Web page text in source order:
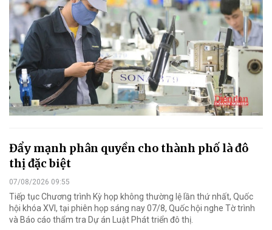
Đẩy mạnh phân quyền cho thành phố là đô
thị đặc biệt
07/08/2026 09:55
Tiếp tục Chương trình Kỳ họp không thường lệ lần thứ nhất, Quốc
hội khóa XVI, tại phiên họp sáng nay 07/8, Quốc hội nghe Tờ trình
và Báo cáo thẩm tra Dự án Luật Phát triển đô thị.